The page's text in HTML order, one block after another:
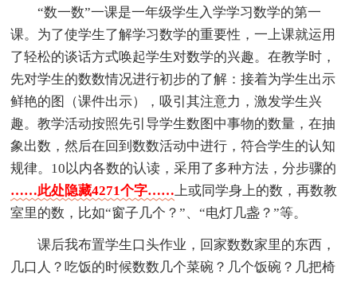
“数一数”一课是一年级学生入学学习数学的第一
课。为了使学生了解学习数学的重要性，一上课就运用
了轻松的谈话方式唤起学生对数学的兴趣。在教学时，
先对学生的数数情况进行初步的了解：接着为学生出示
鲜艳的图（课件出示），吸引其注意力，激发学生兴
趣。教学活动按照先引导学生数图中事物的数量，在抽
象出数，然后在回到数数活动中进行，符合学生的认知
规律。10以内各数的认读，采用了多种方法，分步骤的
……此处隐藏4271个字……上或同学身上的数，再数教
室里的数，比如“窗子几个？”、“电灯几盏？”等。
课后我布置学生口头作业，回家数数家里的东西，
几口人？吃饭的时候数数几个菜碗？几个饭碗？几把椅